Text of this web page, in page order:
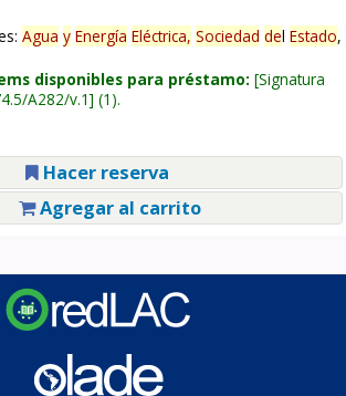
Agua y Energía Eléctrica, Sociedad del Estado,
disponibles para préstamo: Signatura
A282/v.1 (1).
Hacer reserva
Agregar al carrito